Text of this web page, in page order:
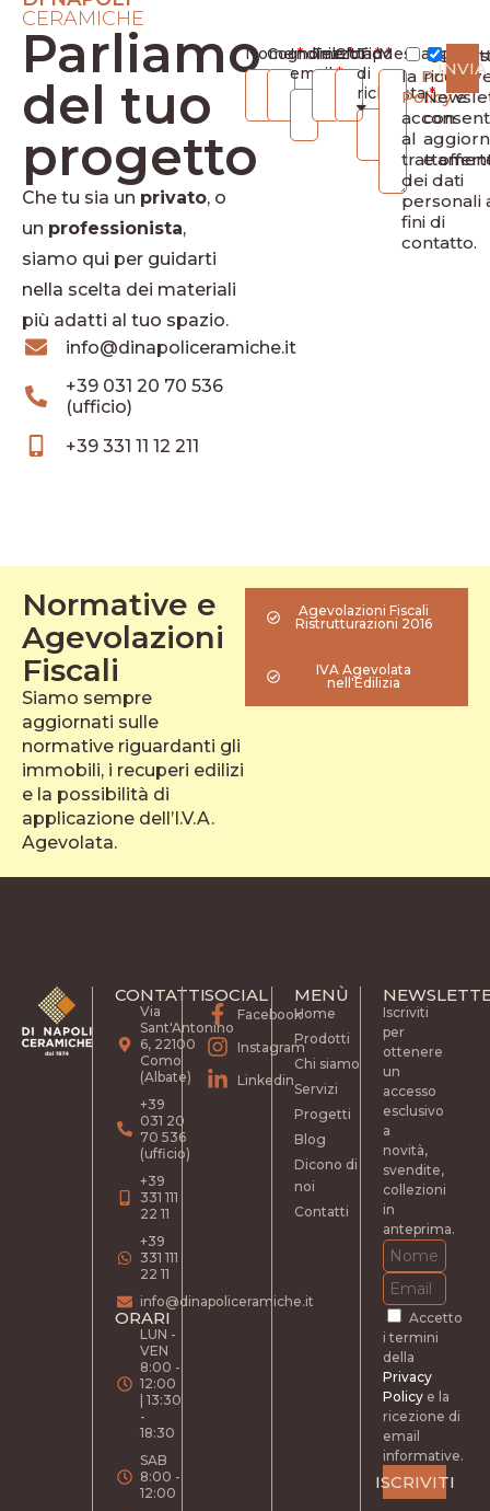
CERAMICHE
Parliamo
del tuo
progetto
Che tu sia un privato, o
un professionista,
siamo qui per guidarti
nella scelta dei materiali
più adatti al tuo spazio.
info@dinapoliceramiche.it
+39 031 20 70 536
(ufficio)
+39 331 11 12 211
NomeCognome
Indirizzo
email
Telefono
CittàTipo
di
richiesta
Messaggio
Ho
la Privacy
Policye
al
dei dati
personali
fini di
contatto.
con
e
INVIA
Normative e
Agevolazioni
Fiscali
Siamo sempre
aggiornati sulle
normative riguardanti gli
immobili, i recuperi edilizi
e la possibilità di
applicazione dell’I.V.A.
Agevolata.
Agevolazioni Fiscali
Ristrutturazioni 2016
IVA Agevolata
nell'Edilizia
CONTATTI
Via
Sant'Antonino
6, 22100
Como
(Albate)
+39
031 20
70 536
(ufficio)
+39
331 111
22 11
+39
331 111
22 11
info@dinapoliceramiche.it
ORARI
LUN -
VEN
8:00 -
12:00
| 13:30
-
18:30
SAB
8:00 -
12:00
SOCIAL
Facebook
Instagram
Linkedin
MENÙ
Home
Prodotti
Chi siamo
Servizi
Progetti
Blog
Dicono di
noi
Contatti
Iscriviti
per
ottenere
un
accesso
esclusivo
a
novità,
svendite,
collezioni
in
anteprima.
Accetto
i termini
della
Privacy
Policy e la
ricezione di
email
informative.
ISCRIVITI